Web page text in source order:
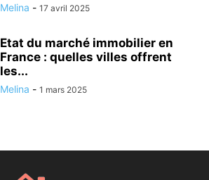
Melina - 17 avril 2025
Etat du marché immobilier en
France : quelles villes offrent
les...
Melina - 1 mars 2025